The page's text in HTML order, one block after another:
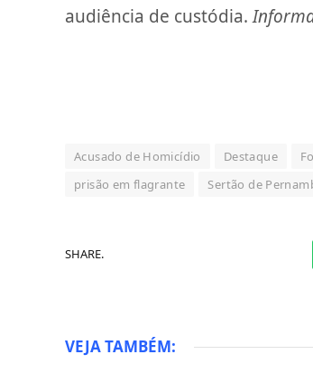
audiência de custódia.
Acusado de Homicídio Destaque
prisão em flagrante
Sertão de
SHARE.
VEJA TAMBÉM: